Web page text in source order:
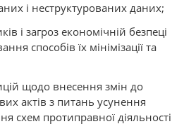
і неструктурованих даних;
і загроз економічній безпеці
способів їх мінімізації та
щодо внесення змін до
актів з питань усунення
схем протиправної діяльності